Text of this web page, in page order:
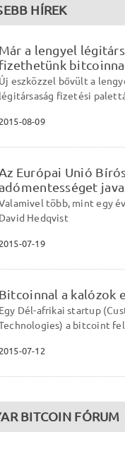
HÍREK
Már a lengyel
fizethetünk
Új eszközzel bővült a
légitársaság fizetési
2015-08-09
Európai Unió
több, mint egy
David Hedqvist
2015-07-19
Bitcoinnal a kalózok
Egy Dél-afrikai startup
a bitcoint
2015-07-12
BITCOIN FÓRUM